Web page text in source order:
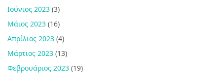
Ιούνιος 2023 (3)
Μάιος 2023 (16)
Απρίλιος 2023 (4)
Μάρτιος 2023 (13)
Φεβρουάριος 2023 (19)